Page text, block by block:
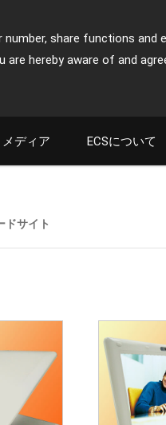
share functions and
hereby aware of and
メディア ECSについて
ドサイト